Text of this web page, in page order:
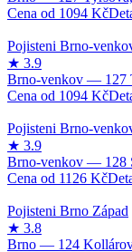
1094 Kč
1094 Kč
1126 Kč